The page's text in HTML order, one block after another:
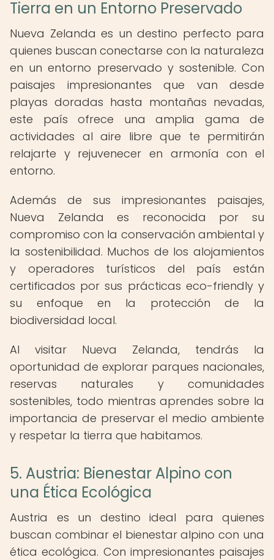
Tierra en un Entorno Preservado
Nueva Zelanda es un destino perfecto para
quienes buscan conectarse con la naturaleza
en un entorno preservado y sostenible. Con
paisajes impresionantes que van desde
playas doradas hasta montañas nevadas,
este país ofrece una amplia gama de
actividades al aire libre que te permitirán
relajarte y rejuvenecer en armonía con el
entorno.
Además de sus impresionantes paisajes,
Nueva Zelanda es reconocida por su
compromiso con la conservación ambiental y
la sostenibilidad. Muchos de los alojamientos
y operadores turísticos del país están
certificados por sus prácticas eco-friendly y
su enfoque en la protección de la
biodiversidad local.
Al visitar Nueva Zelanda, tendrás la
oportunidad de explorar parques nacionales,
reservas naturales y comunidades
sostenibles, todo mientras aprendes sobre la
importancia de preservar el medio ambiente
y respetar la tierra que habitamos.
5. Austria: Bienestar Alpino con
una Ética Ecológica
Austria es un destino ideal para quienes
buscan combinar el bienestar alpino con una
ética ecológica. Con impresionantes paisajes